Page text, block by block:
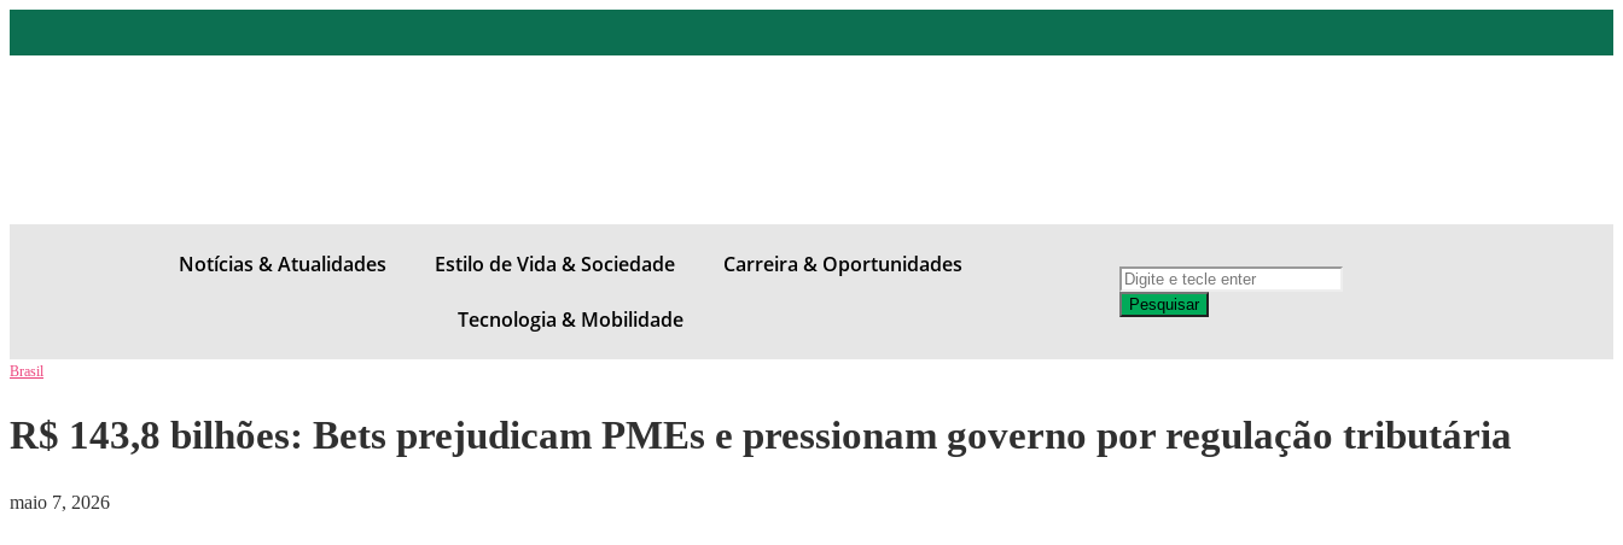
Notícias & Atualidades Estilo de Vida & Sociedade Carreira & Oportunidades
Tecnologia & Mobilidade
Pesquisar
Brasil
R$ 143,8 bilhões: Bets prejudicam PMEs e pressionam governo por regulação tributária
maio 7, 2026